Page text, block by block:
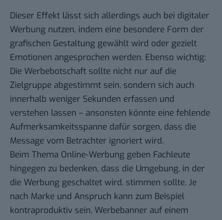
Dieser Effekt lässt sich allerdings auch bei digitaler
Werbung nutzen, indem eine besondere Form der
grafischen Gestaltung gewählt wird oder gezielt
Emotionen angesprochen werden. Ebenso wichtig:
Die Werbebotschaft sollte nicht nur auf die
Zielgruppe abgestimmt sein, sondern sich auch
innerhalb weniger Sekunden erfassen und
verstehen lassen – ansonsten könnte eine fehlende
Aufmerksamkeitsspanne dafür sorgen, dass die
Message vom Betrachter ignoriert wird.
Beim Thema Online-Werbung geben Fachleute
hingegen zu bedenken, dass die Umgebung, in der
die Werbung geschaltet wird, stimmen sollte. Je
nach Marke und Anspruch kann zum Beispiel
kontraproduktiv sein, Werbebanner auf einem